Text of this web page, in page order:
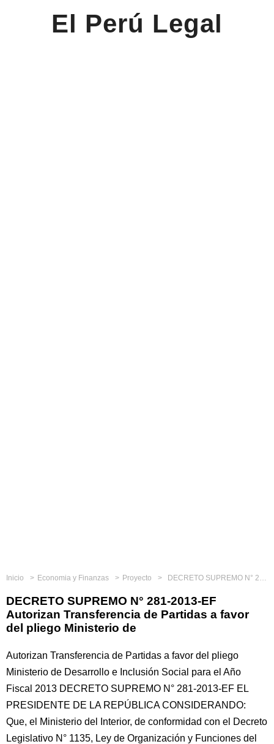
El Perú Legal
Inicio Economia y Finanzas Proyecto DECRETO SUPREMO N° 281-2013-EF Autorizan Transferencia de Partidas a favor del pliego Ministerio de
DECRETO SUPREMO N° 281-2013-EF
Autorizan Transferencia de Partidas a favor
del pliego Ministerio de
Autorizan Transferencia de Partidas a favor del pliego
Ministerio de Desarrollo e Inclusión Social para el Año
Fiscal 2013 DECRETO SUPREMO N° 281-2013-EF EL
PRESIDENTE DE LA REPÚBLICA CONSIDERANDO:
Que, el Ministerio del Interior, de conformidad con el Decreto
Legislativo N° 1135, Ley de Organización y Funciones del